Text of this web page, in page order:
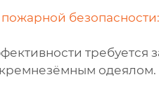
безопасности:
требуется
одеялом.